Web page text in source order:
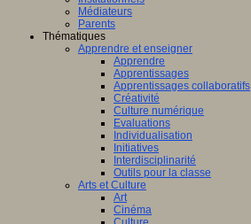
Médiateurs
Parents
Thématiques
Apprendre et enseigner
Apprendre
Apprentissages
Apprentissages collaboratifs
Créativité
Culture numérique
Evaluations
Individualisation
Initiatives
Interdisciplinarité
Outils pour la classe
Arts et Culture
Art
Cinéma